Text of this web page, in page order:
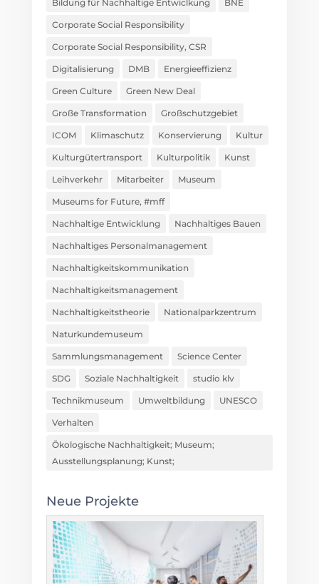
Bildung für Nachhaltige Entwiclkung BNE
Corporate Social Responsibility
Corporate Social Responsibility, CSR
Digitalisierung DMB Energieeffizienz
Green Culture Green New Deal
Große Transformation Großschutzgebiet
ICOM Klimaschutz Konservierung Kultur
Kulturgütertransport Kulturpolitik Kunst
Leihverkehr Mitarbeiter Museum
Museums for Future, #mff
Nachhaltige Entwicklung Nachhaltiges Bauen
Nachhaltiges Personalmanagement
Nachhaltigkeitskommunikation
Nachhaltigkeitsmanagement
Nachhaltigkeitstheorie Nationalparkzentrum
Naturkundemuseum
Sammlungsmanagement Science Center
SDG Soziale Nachhaltigkeit studio klv
Technikmuseum Umweltbildung UNESCO
Verhalten
Ökologische Nachhaltigkeit; Museum;
Ausstellungsplanung; Kunst;
Neue Projekte